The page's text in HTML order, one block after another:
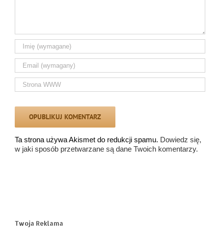
Ta strona używa Akismet do redukcji spamu. Dowiedz się,
w jaki sposób przetwarzane są dane Twoich komentarzy.
Twoja Reklama